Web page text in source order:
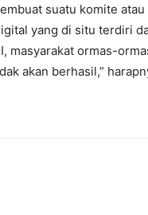
suatu komite
yang di situ terdiri
masyarakat ormas-
akan berhasil,”